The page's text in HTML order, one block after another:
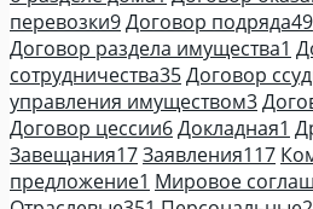
перевозки9Договор подряда49
Договор раздела имущества1
сотрудничества35Договор
управления имуществом3
Договор цессии6Докладная1
Завещания17Заявления117
предложение1 Мировое